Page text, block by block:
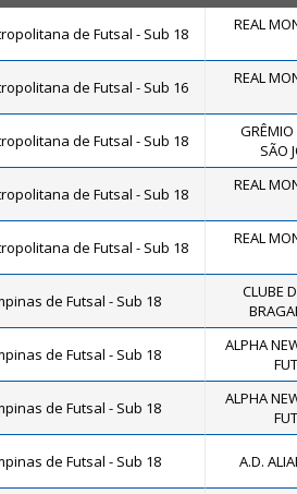
de Futsal - Sub 18 REAL
de Futsal - Sub 16 REAL
de Futsal - Sub 18
GRÊMIO
SÃO
de Futsal - Sub 18 REAL
de Futsal - Sub 18 REAL
de Futsal - Sub 18
CLUBE
de Futsal - Sub 18
ALPHA
de Futsal - Sub 18
ALPHA
de Futsal - Sub 18 A.D.